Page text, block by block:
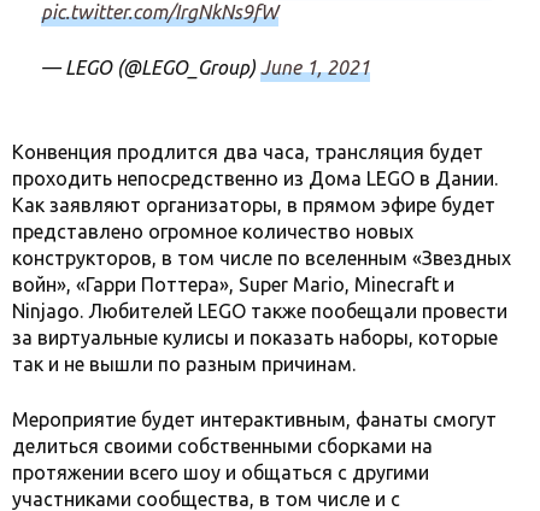
pic.twitter.com/IrgNkNs9fW
— LEGO (@LEGO_Group) June 1, 2021
Конвенция продлится два часа, трансляция будет
проходить непосредственно из Дома LEGO в Дании.
Как заявляют организаторы, в прямом эфире будет
представлено огромное количество новых
конструкторов, в том числе по вселенным «Звездных
войн», «Гарри Поттера», Super Mario, Minecraft и
Ninjago. Любителей LEGO также пообещали провести
за виртуальные кулисы и показать наборы, которые
так и не вышли по разным причинам.
Мероприятие будет интерактивным, фанаты смогут
делиться своими собственными сборками на
протяжении всего шоу и общаться с другими
участниками сообщества, в том числе и с